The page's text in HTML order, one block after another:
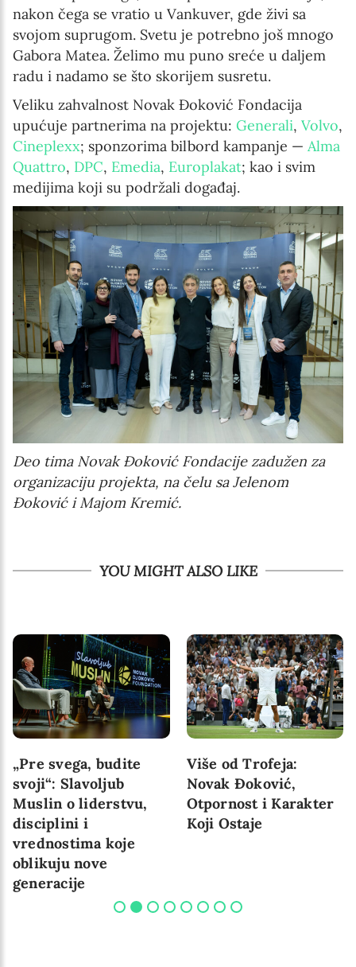
nakon čega se vratio u Vankuver, gde živi sa
svojom suprugom. Svetu je potrebno još mnogo
Gabora Matea. Želimo mu puno sreće u daljem
radu i nadamo se što skorijem susretu.
Veliku zahvalnost Novak Đoković Fondacija
upućuje partnerima na projektu: Generali, Volvo,
Cineplexx; sponzorima bilbord kampanje — Alma
Quattro, DPC, Emedia, Europlakat; kao i svim
medijima koji su podržali događaj.
Deo tima Novak Đoković Fondacije zadužen za
organizaciju projekta, na čelu sa Jelenom
Đoković i Majom Kremić.
YOU MIGHT ALSO LIKE
„Pre svega, budite
svoji“: Slavoljub
Muslin o liderstvu,
disciplini i
vrednostima koje
oblikuju nove
generacije
Više od Trofeja:
Novak Đoković,
Otpornost i Karakter
Koji Ostaje